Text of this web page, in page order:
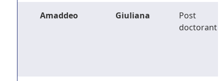
Amaddeo Giuliana
Post
doctorant